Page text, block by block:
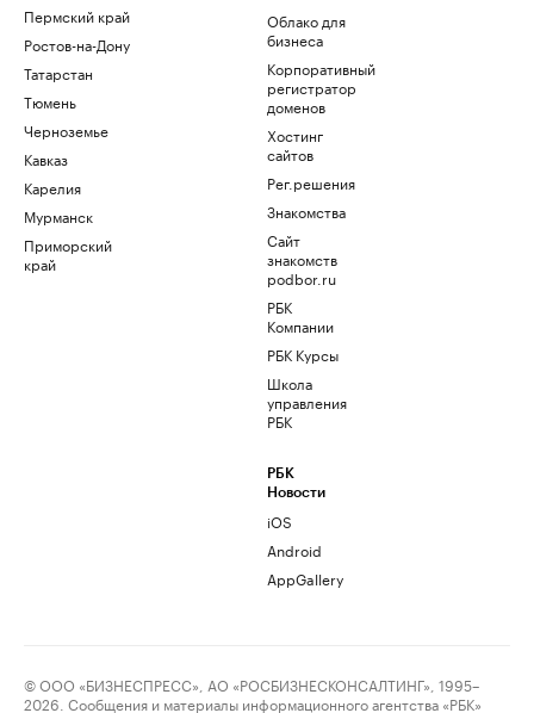
Пермский край
Ростов-на-Дону
Татарстан
Тюмень
Черноземье
Кавказ
Карелия
Мурманск
Приморский
край
Облако для
бизнеса
Корпоративный
регистратор
доменов
Хостинг
сайтов
Рег.решения
Знакомства
Сайт
знакомств
podbor.ru
РБК
Компании
РБК Курсы
Школа
управления
РБК
РБК
Новости
iOS
Android
AppGallery
© ООО «БИЗНЕСПРЕСС», АО «РОСБИЗНЕСКОНСАЛТИНГ», 1995–
2026. Сообщения и материалы информационного агентства «РБК»